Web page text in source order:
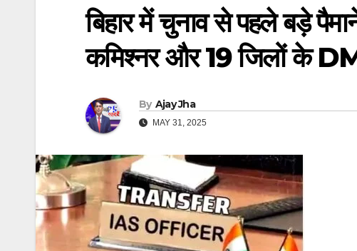
बिहार में चुनाव से पहले बड़े
कमिश्नर और 19 जिलों के
By Ajay Jha
MAY 31, 2025